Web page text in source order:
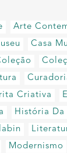
Arte
Casa
Criativa
História Da
Modernismo